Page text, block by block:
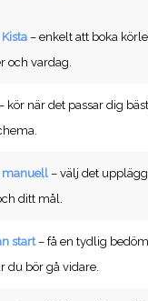
– enkelt att boka
och vardag.
kör när det passar dig
manuell– välj det
ditt mål.
start– få en tydlig
du bör gå vidare.